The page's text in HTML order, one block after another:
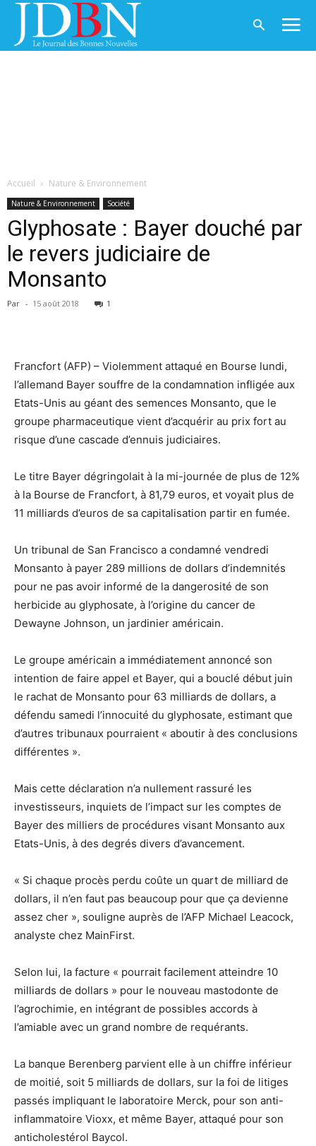
Accueil Nature & Environnement
Nature & Environnement Société
Glyphosate : Bayer douché par
le revers judiciaire de
Monsanto
Par - 15 août 2018 1
Francfort (AFP) – Violemment attaqué en Bourse lundi,
l’allemand Bayer souffre de la condamnation infligée aux
Etats-Unis au géant des semences Monsanto, que le
groupe pharmaceutique vient d’acquérir au prix fort au
risque d’une cascade d’ennuis judiciaires.
Le titre Bayer dégringolait à la mi-journée de plus de 12%
à la Bourse de Francfort, à 81,79 euros, et voyait plus de
11 milliards d’euros de sa capitalisation partir en fumée.
Un tribunal de San Francisco a condamné vendredi
Monsanto à payer 289 millions de dollars d’indemnités
pour ne pas avoir informé de la dangerosité de son
herbicide au glyphosate, à l’origine du cancer de
Dewayne Johnson, un jardinier américain.
Le groupe américain a immédiatement annoncé son
intention de faire appel et Bayer, qui a bouclé début juin
le rachat de Monsanto pour 63 milliards de dollars, a
défendu samedi l’innocuité du glyphosate, estimant que
d’autres tribunaux pourraient « aboutir à des conclusions
différentes ».
Mais cette déclaration n’a nullement rassuré les
investisseurs, inquiets de l’impact sur les comptes de
Bayer des milliers de procédures visant Monsanto aux
Etats-Unis, à des degrés divers d’avancement.
« Si chaque procès perdu coûte un quart de milliard de
dollars, il n’en faut pas beaucoup pour que ça devienne
assez cher », souligne auprès de l’AFP Michael Leacock,
analyste chez MainFirst.
Selon lui, la facture « pourrait facilement atteindre 10
milliards de dollars » pour le nouveau mastodonte de
l’agrochimie, en intégrant de possibles accords à
l’amiable avec un grand nombre de requérants.
La banque Berenberg parvient elle à un chiffre inférieur
de moitié, soit 5 milliards de dollars, sur la foi de litiges
passés impliquant le laboratoire Merck, pour son anti-
inflammatoire Vioxx, et même Bayer, attaqué pour son
anticholestérol Baycol.